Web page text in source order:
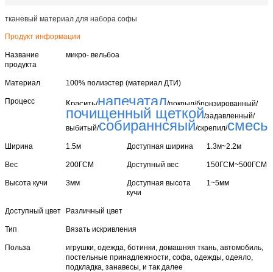
тканевый материал для набора софы
Продукт информации
Название
продукта
микро- вельбоа
Материал 100% полиэстер (материал ДТИ)
Процесс Красить/напечатал/покрыл/бронзированный/
почищенный щеткой/задавленный/
выбитый/собираннсяый/скрепил/смесь
Ширина 1.5м Доступная ширина 1.3м~2.2м
Вес 200ГСМ Доступный вес 150ГСМ~500ГСМ
Высота кучи 3мм
Доступная высота
кучи
1~5мм
Доступный цвет Различный цвет
Тип Вязать искривления
Польза
игрушки, одежда, ботинки, домашняя ткань, автомобиль,
постельные принадлежности, софа, одежды, одеяло,
подкладка, занавесы, и так далее